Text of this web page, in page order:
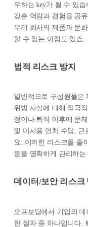
우하는 key가 될 수 있
갖춘 역량과 경험을 공
우리 회사의 제품과 문
할 수 있는 이점도 있죠.
법적 리스크 방지
일반적으로 구성원들은
위법 사실에 대해 적극
정이나 퇴직 이후에 문
및 미사용 연차 수당, 근
요. 이러한 리스크를 줄
등을 명확하게 관리하
데이터/보안 리스크
오프보딩에서 기업의
한 절차 중 하나입니다.